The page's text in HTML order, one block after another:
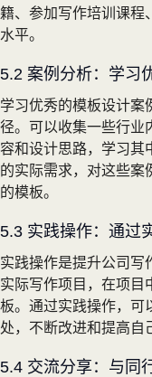
籍、参加写作培训课程
水平。
5.2 案例分析：学习
学习优秀的模板设计案
径。可以收集一些行业
容和设计思路，学习其
的实际需求，对这些案
的模板。
5.3 实践操作：通过
实践操作是提升公司写
实际写作项目，在项目
板。通过实践操作，可
处，不断改进和提高自
5.4 交流分享：与同